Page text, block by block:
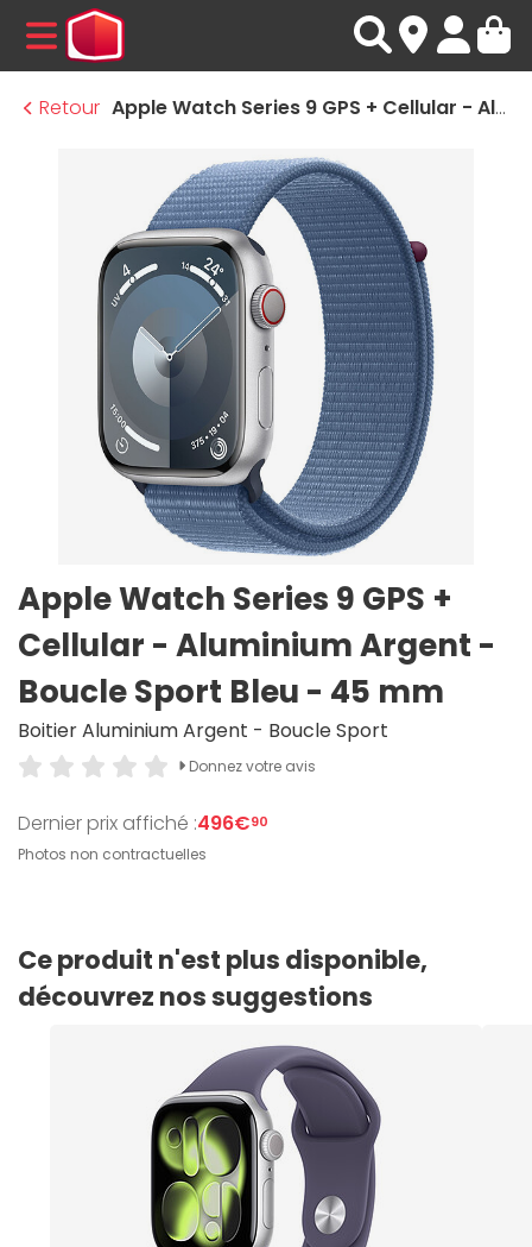
MENU
Retour
Apple Watch Series 9 GPS + Cellular - Aluminium Argent - Boucle Sport Bleu - 45 mm
Apple Watch Series 9 GPS +
Cellular - Aluminium Argent -
Boucle Sport Bleu - 45 mm
Boitier Aluminium Argent - Boucle Sport
Donnez votre avis
Dernier prix affiché :496€90
Photos non contractuelles
Ce produit n'est plus disponible,
découvrez nos suggestions